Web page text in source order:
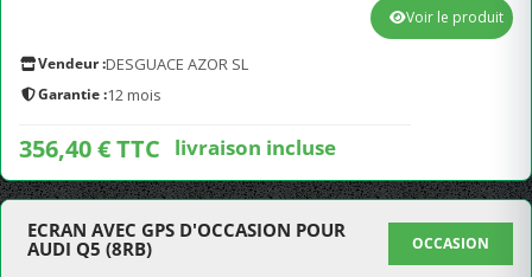
Vendeur :DESGUACE AZOR SL
Garantie :12 mois
356,40 € TTC livraison incluse
Voir le produit
ECRAN AVEC GPS D'OCCASION POUR
AUDI Q5 (8RB)
OCCASION